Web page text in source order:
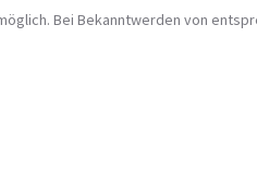
Bei Bekanntwerden von